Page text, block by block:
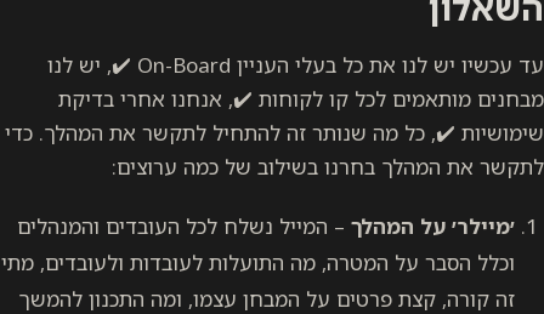
עד עכשיו יש לנו את כל בעלי העניין On-Board ✔️, יש לנו
מבחנים מותאמים לכל קו לקוחות ✔️, אנחנו אחרי בדיקת
שימושיות ✔️, כל מה שנותר זה להתחיל לתקשר את המהלך. כדי
לתקשר את המהלך בחרנו בשילוב של כמה ערוצים:
׳מיילר׳ על המהלך – המייל נשלח לכל העובדים והמנהלים
וכלל הסבר על המטרה, מה התועלות לעובדות ולעובדים, מתי
זה קורה, קצת פרטים על המבחן עצמו, ומה התכנון להמשך